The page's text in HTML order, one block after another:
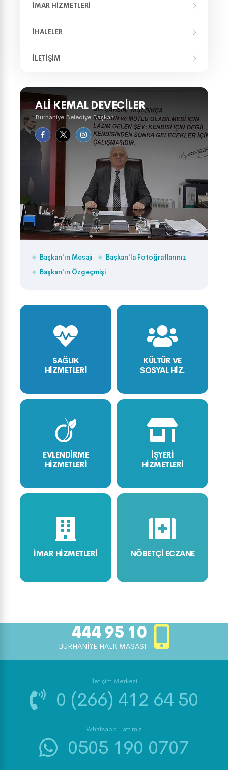
İMAR HIZMETLERI
İHALELER
İLETIŞIM
ALI KEMAL DEVECILER
Burhaniye Belediye Başkanı
Başkan'ın Mesajı
Başkan'la Fotoğraflarınız
Başkan'ın Özgeçmişi
SAĞLIK
HİZMETLERİ
KÜLTÜR VE
SOSYAL HİZ.
EVLENDİRME
HİZMETLERİ
İŞYERİ
HİZMETLERİ
İMAR HİZMETLERİ NÖBETÇİ ECZANE
444 95 10
BURHANİYE HALK MASASI
İletişim Merkezi
0 (266) 412 64 50
Whatsapp Hattımız
0505 190 0707